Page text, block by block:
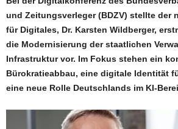
und Zeitungsverleger (BDZV) stellte der
für Digitales, Dr. Karsten Wildberger,
die Modernisierung der staatlichen
Infrastruktur vor. Im Fokus stehen ein
Bürokratieabbau, eine digitale Identität
eine neue Rolle Deutschlands im KI-